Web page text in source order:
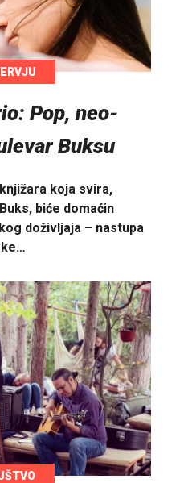
Pop, neo-
Buksu
koja svira,
biće domaćin
doživljaja – nastupa